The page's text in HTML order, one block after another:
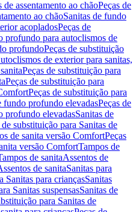
de assentamento ao chãoPeças de
ao chãoSanitas de fundo
acopladosPeças de
profundo para autoclismos de
profundoPeças de substituição
de exterior para sanitas,
Peças de substituição para
Peças de substituição para
Peças de substituição para
fundo profundo elevadasPeças de
profundo elevadasSanitas de
de substituição para Sanitas de
de sanita versão ComfortPeças
versão ComfortTampos de
de sanitaAssentos de
de sanitaSanitas para
Sanitas para criançasSanitas
Sanitas suspensasSanitas de
para Sanitas de